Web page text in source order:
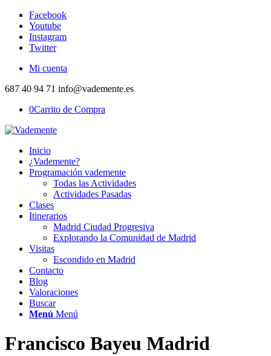
Facebook
Youtube
Instagram
Twitter
Mi cuenta
687 40 94 71 info@vademente.es
0Carrito de Compra
Inicio
¿Vademente?
Programación vademente
Todas las Actividades
Actividades Pasadas
Clases
Itinerarios
Madrid Ciudad Progresiva
Explorando la Comunidad de Madrid
Visitas
Escondido en Madrid
Contacto
Blog
Valoraciones
Buscar
Menú Menú
Francisco Bayeu Madrid